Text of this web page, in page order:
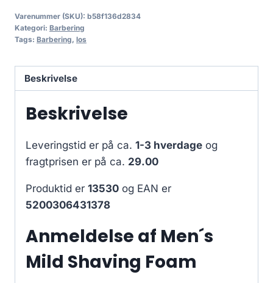
Varenummer (SKU): b58f136d2834
Kategori: Barbering
Tags: Barbering, los
Beskrivelse
Beskrivelse
Leveringstid er på ca. 1-3 hverdage og
fragtprisen er på ca. 29.00
Produktid er 13530 og EAN er
5200306431378
Anmeldelse af Men´s
Mild Shaving Foam